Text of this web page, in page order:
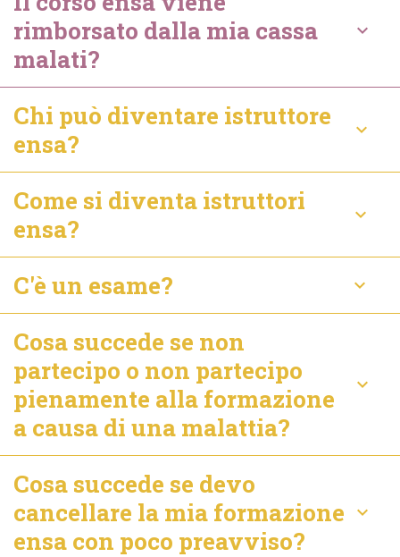
rimborsato dalla mia cassa
malati?
keyboard_arrow_down
Chi può diventare istruttore
ensa?
keyboard_arrow_down
Come si diventa istruttori
ensa?
keyboard_arrow_down
C'è un esame? keyboard_arrow_down
Cosa succede se non
partecipo o non partecipo
pienamente alla formazione
a causa di una malattia?
keyboard_arrow_down
Cosa succede se devo
cancellare la mia formazione
ensa con poco preavviso?
keyboard_arrow_down